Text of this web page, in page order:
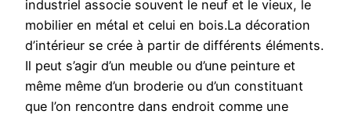
industriel associe souvent le neuf et le vieux, le
mobilier en métal et celui en bois.La décoration
d’intérieur se crée à partir de différents éléments.
Il peut s’agir d’un meuble ou d’une peinture et
même même d’un broderie ou d’un constituant
que l’on rencontre dans endroit comme une